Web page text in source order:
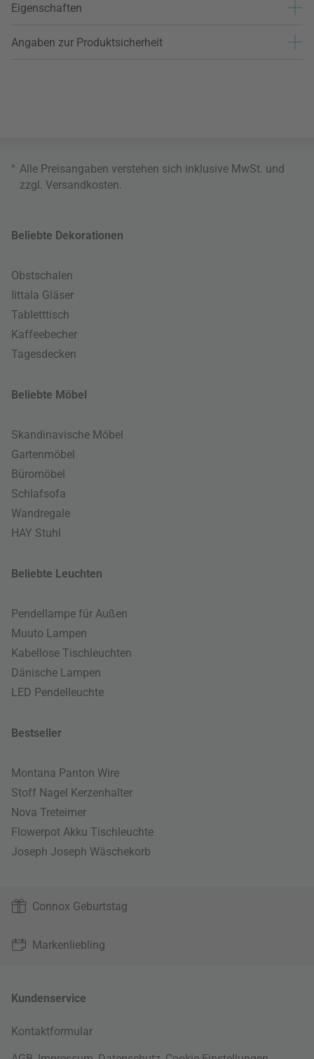
Eigenschaften
Angaben zur Produktsicherheit
* Alle Preisangaben verstehen sich inklusive MwSt. und
zzgl. Versandkosten.
Beliebte Dekorationen
Obstschalen
Iittala Gläser
Tabletttisch
Kaffeebecher
Tagesdecken
Beliebte Möbel
Skandinavische Möbel
Gartenmöbel
Büromöbel
Schlafsofa
Wandregale
HAY Stuhl
Beliebte Leuchten
Pendellampe für Außen
Muuto Lampen
Kabellose Tischleuchten
Dänische Lampen
LED Pendelleuchte
Bestseller
Montana Panton Wire
Stoff Nagel Kerzenhalter
Nova Treteimer
Flowerpot Akku Tischleuchte
Joseph Joseph Wäschekorb
Connox Geburtstag
Markenliebling
Kundenservice
Kontaktformular